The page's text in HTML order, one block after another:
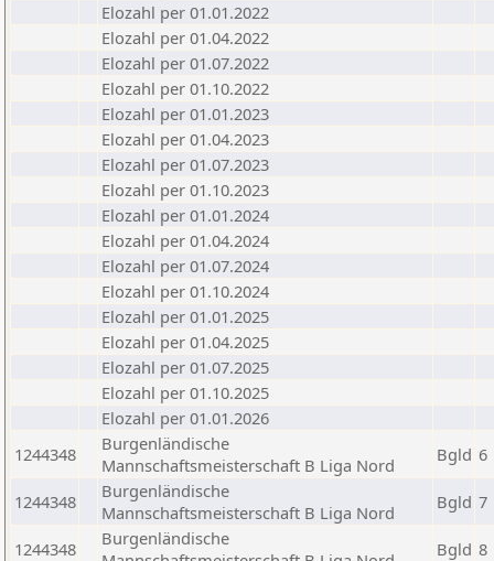
Elozahl per 01.01.2022
Elozahl per 01.04.2022
Elozahl per 01.07.2022
Elozahl per 01.10.2022
Elozahl per 01.01.2023
Elozahl per 01.04.2023
Elozahl per 01.07.2023
Elozahl per 01.10.2023
Elozahl per 01.01.2024
Elozahl per 01.04.2024
Elozahl per 01.07.2024
Elozahl per 01.10.2024
Elozahl per 01.01.2025
Elozahl per 01.04.2025
Elozahl per 01.07.2025
Elozahl per 01.10.2025
Elozahl per 01.01.2026
1244348
Burgenländische
Mannschaftsmeisterschaft B Liga Nord
Bgld 6
1244348
Burgenländische
Mannschaftsmeisterschaft B Liga Nord
Bgld 7
1244348
Burgenländische
Bgld 8